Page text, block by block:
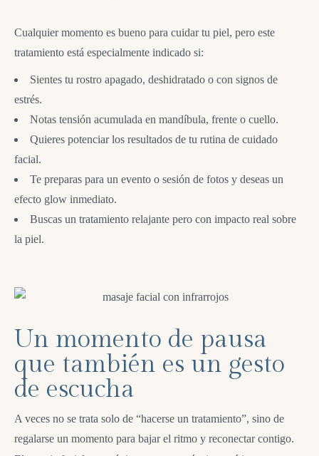
Cualquier momento es bueno para cuidar tu piel, pero este
tratamiento está especialmente indicado si:
Sientes tu rostro apagado, deshidratado o con signos de
estrés.
Notas tensión acumulada en mandíbula, frente o cuello.
Quieres potenciar los resultados de tu rutina de cuidado
facial.
Te preparas para un evento o sesión de fotos y deseas un
efecto glow inmediato.
Buscas un tratamiento relajante pero con impacto real sobre
la piel.
Un momento de pausa
que también es un gesto
de escucha
A veces no se trata solo de “hacerse un tratamiento”, sino de
regalarse un momento para bajar el ritmo y reconectar contigo.